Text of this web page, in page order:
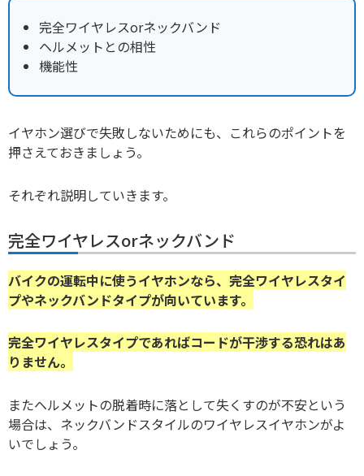
完全ワイヤレスorネックバンド
ヘルメットとの相性
機能性
イヤホン選びで失敗しないためにも、これらのポイントを
押さえておきましょう。
それぞれ説明していきます。
完全ワイヤレスorネックバンド
バイクの運転中に使うイヤホンなら、完全ワイヤレスタイ
プやネックバンドタイプが向いています。
完全ワイヤレスタイプであればコードが干渉する恐れはあ
りません。
またヘルメットの脱着時に落として失くすのが不安という
場合は、ネックバンドスタイルのワイヤレスイヤホンがよ
いでしょう。